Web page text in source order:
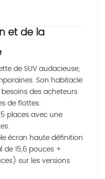
et de la
de SUV audacieuse,
Son habitacle
des acheteurs
de flottes.
places avec une
écran haute définition
15,6 pouces +
sur les versions